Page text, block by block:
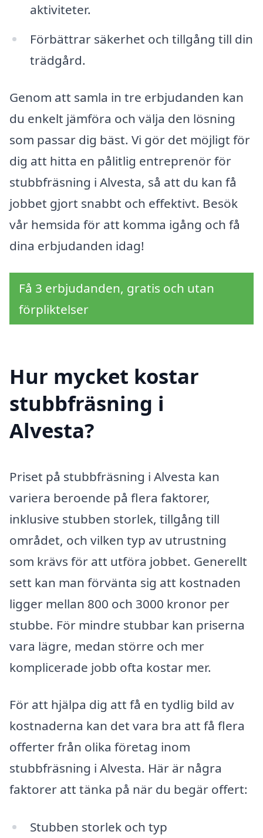
aktiviteter.
Förbättrar säkerhet och tillgång till din
trädgård.
Genom att samla in tre erbjudanden kan
du enkelt jämföra och välja den lösning
som passar dig bäst. Vi gör det möjligt för
dig att hitta en pålitlig entreprenör för
stubbfräsning i Alvesta, så att du kan få
jobbet gjort snabbt och effektivt. Besök
vår hemsida för att komma igång och få
dina erbjudanden idag!
Få 3 erbjudanden, gratis och utan
förpliktelser
Hur mycket kostar
stubbfräsning i
Alvesta?
Priset på stubbfräsning i Alvesta kan
variera beroende på flera faktorer,
inklusive stubben storlek, tillgång till
området, och vilken typ av utrustning
som krävs för att utföra jobbet. Generellt
sett kan man förvänta sig att kostnaden
ligger mellan 800 och 3000 kronor per
stubbe. För mindre stubbar kan priserna
vara lägre, medan större och mer
komplicerade jobb ofta kostar mer.
För att hjälpa dig att få en tydlig bild av
kostnaderna kan det vara bra att få flera
offerter från olika företag inom
stubbfräsning i Alvesta. Här är några
faktorer att tänka på när du begär offert:
Stubben storlek och typ